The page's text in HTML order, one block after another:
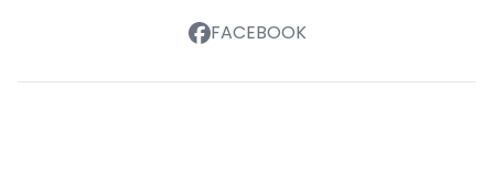
FACEBOOK